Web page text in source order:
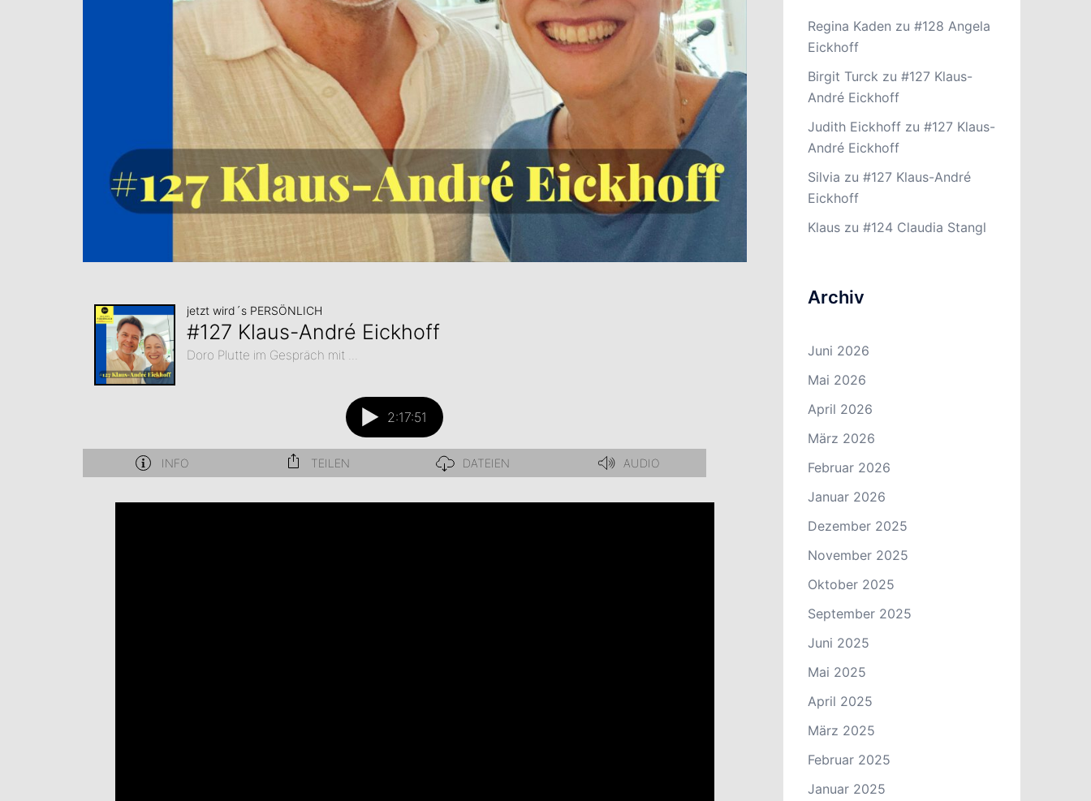
Regina Kaden zu #128 Angela
Eickhoff
Birgit Turck zu #127 Klaus-
André Eickhoff
Judith Eickhoffzu #127 Klaus-
André Eickhoff
Silvia zu #127 Klaus-André
Eickhoff
Klauszu #124 Claudia Stangl
Archiv
Juni 2026
Mai 2026
April 2026
März 2026
Februar 2026
Januar 2026
Dezember 2025
November 2025
Oktober 2025
September 2025
Juni 2025
Mai 2025
April 2025
März 2025
Februar 2025
Januar 2025